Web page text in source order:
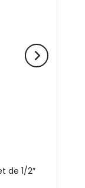
de 1/2″